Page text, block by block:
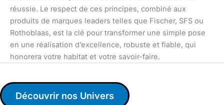
réussie. Le respect de ces principes, combiné aux
produits de marques leaders telles que Fischer, SFS ou
Rothoblaas, est la clé pour transformer une simple pose
en une réalisation d’excellence, robuste et fiable, qui
honorera votre habitat et votre savoir-faire.
Découvrir nos Univers